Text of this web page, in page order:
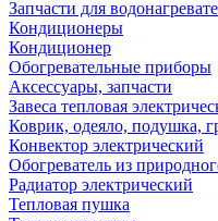
Запчасти для
Кондиционеры
Кондиционер
Обогревательные приборы
Аксессуары, запчасти
Завеса тепловая
Коврик, одеяло, подушка,
Конвектор электрический
Обогреватель из
Радиатор электрический
Тепловая пушка